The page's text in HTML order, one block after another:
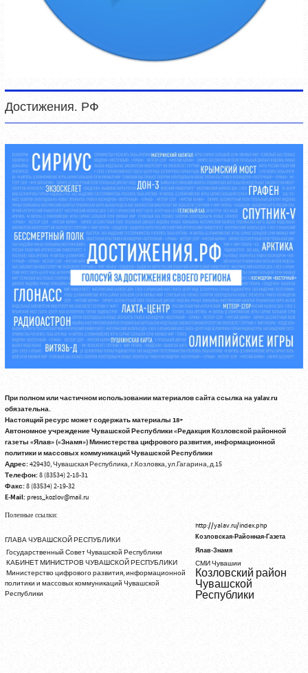
Достижения. РФ
При полном или частичном использовании материалов сайта ссылка на yalav.ru
обязательна.
Настоящий ресурс может содержать материалы 18+
Автономное учреждение Чувашской Республики «Редакция Козловской районной
газеты «Ялав» («Знамя») Министерства цифрового развития, информационной
политики и массовых коммуникаций Чувашской Республики
Адрес:429430, Чувашская Республика, г.Козловка, ул.Гагарина, д.15
Телефон:8 (83534) 2-18-31
Факс:8 (83534) 2-19-32
E-Mail:press_kozlov@mail.ru
Полезные ссылки:
ГЛАВА ЧУВАШСКОЙ РЕСПУБЛИКИ
Государственный Совет Чувашской Республики
КАБИНЕТ МИНИСТРОВ ЧУВАШСКОЙ РЕСПУБЛИКИ
Министерство цифрового развития, информационной
политики и массовых коммуникаций Чувашской
Республики
http://yalav.ru/index.php
Козловская-Районная-Газета
Ялав-Знамя
СМИ Чувашии
Козловский район
Чувашской
Республики